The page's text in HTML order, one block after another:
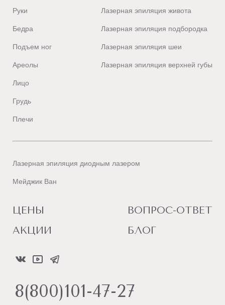
Руки
Бедра
Подъем ног
Ареолы
Лицо
Грудь
Плечи
Лазерная эпиляция живота
Лазерная эпиляция подбородка
Лазерная эпиляция шеи
Лазерная эпиляция верхней губы
Лазерная эпиляция диодным лазером
Мейджик Ван
ЦЕНЫ
АКЦИИ
ВОПРОС-ОТВЕТ
БЛОГ
8(800)101-47-27